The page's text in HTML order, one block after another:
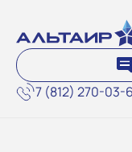
7 (812) 270-03-